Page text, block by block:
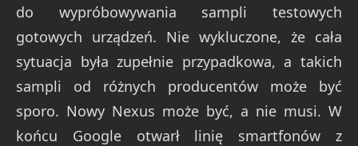
do wypróbowywania sampli testowych
gotowych urządzeń. Nie wykluczone, że cała
sytuacja była zupełnie przypadkowa, a takich
sampli od różnych producentów może być
sporo. Nowy Nexus może być, a nie musi. W
końcu Google otwarł linię smartfonów z